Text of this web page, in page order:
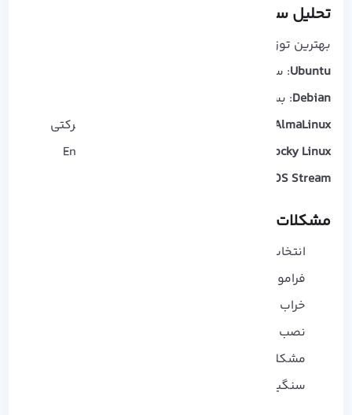
تحلیل سریع توزیع‌ ها + مشکلات رایج
بهترین توزیع‌ ها به چه درد میخورن؟:
Ubuntu: ساده و محبوب برای کارهای عمومی
Debian: بسیار پایدار و سبک
AlmaLinux:
مناسب کنترل‌ پنل‌ ها و محیط‌ های شرکتی
Rocky Linux:
CentOS Stream:
مشکلات رایج کاربران
انتخاب اشتباه توزیع
فراموشی رمز Root
خراب شدن تنظیمات
نصب پکیج ناسازگار
مشکلات پورت و شبکه
سنگین شدن سیستم بر اثر نصب‌ های زیاد